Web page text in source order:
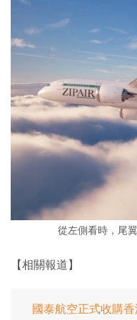
從左側看時，尾
【相關報道】
國泰航空正式收購